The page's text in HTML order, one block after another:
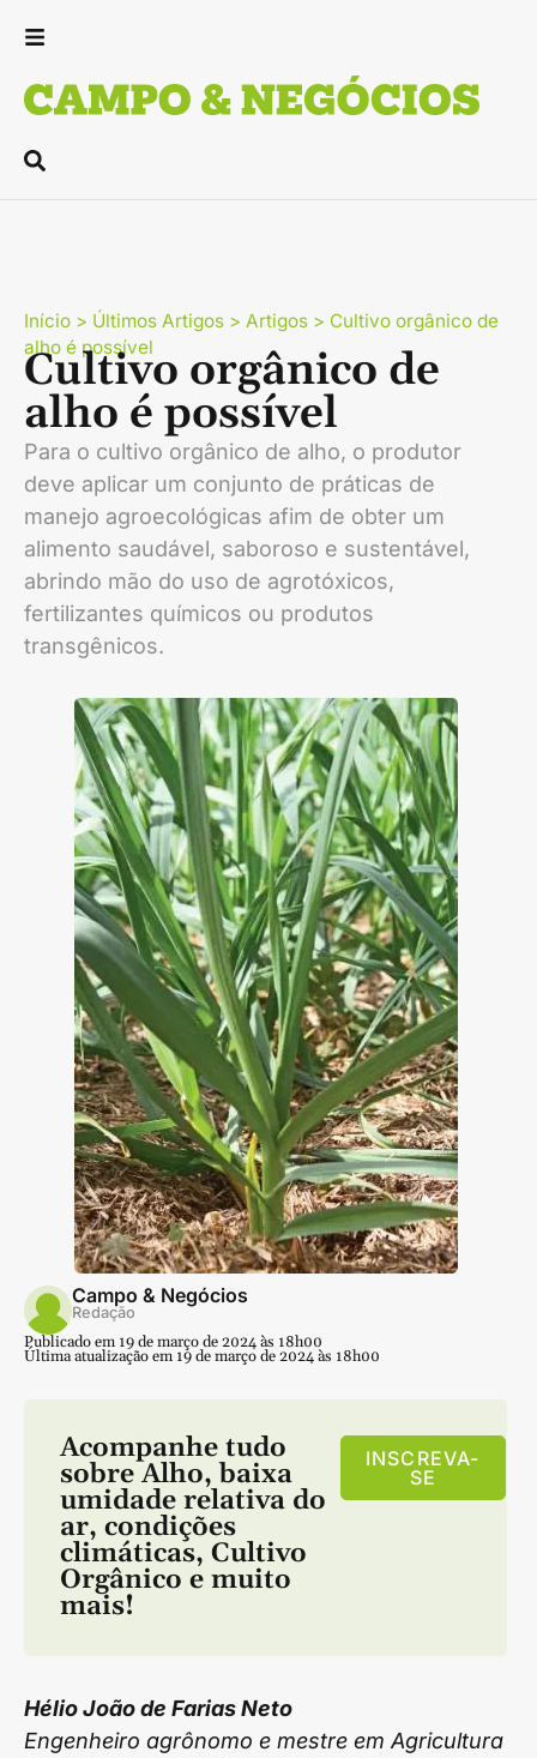
Início > Últimos Artigos > Artigos > Cultivo orgânico de
alho é possível
Cultivo orgânico de
alho é possível
Para o cultivo orgânico de alho, o produtor
deve aplicar um conjunto de práticas de
manejo agroecológicas afim de obter um
alimento saudável, saboroso e sustentável,
abrindo mão do uso de agrotóxicos,
fertilizantes químicos ou produtos
transgênicos.
Campo & Negócios
Redação
Publicado em 19 de março de 2024 às 18h00
Última atualização em 19 de março de 2024 às 18h00
Acompanhe tudo
sobre Alho,baixa
umidade relativa do
ar, condições
climáticas, Cultivo
Orgânico e muito
mais!
INSCREVA-
SE
Hélio João de Farias Neto
Engenheiro agrônomo e mestre em Agricultura